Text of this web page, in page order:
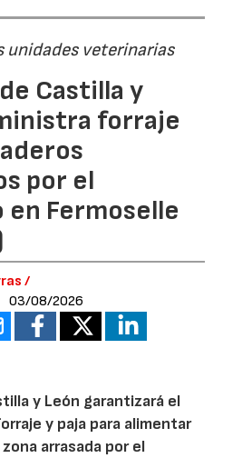
unidades veterinarias
Castilla y
forraje
por el
Fermoselle
/
03/08/2026
y León garantizará el
y paja para alimentar
arrasada por el